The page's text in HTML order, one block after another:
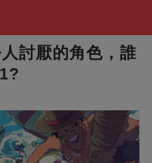
討厭的角色，誰